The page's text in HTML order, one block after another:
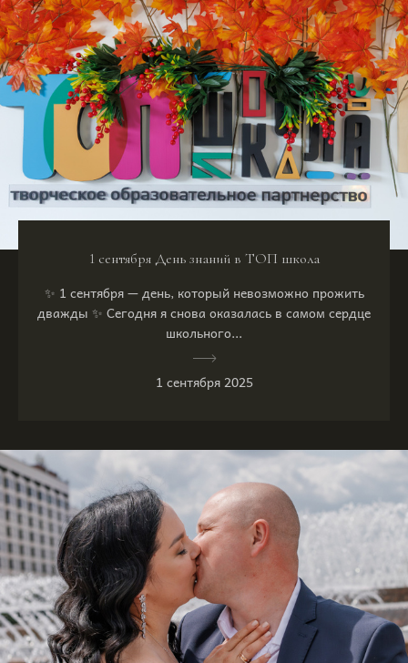
1 сентября День знаний в ТОП школа
✨ 1 сентября — день, который невозможно прожить
дважды ✨ Сегодня я снова оказалась в самом сердце
школьного...
1 сентября 2025